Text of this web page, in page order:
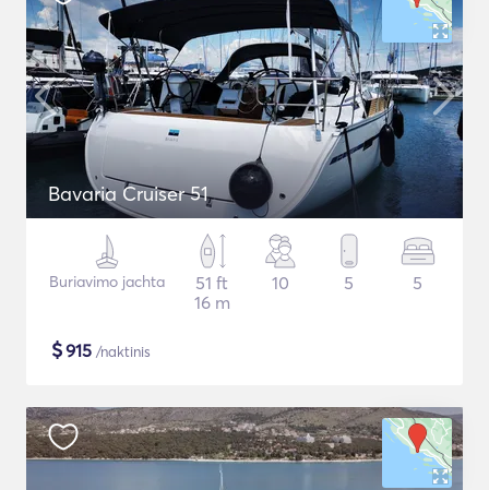
Bavaria Cruiser 51
Buriavimo jachta
51 ft
16 m
10 5 5
$915 /naktinis